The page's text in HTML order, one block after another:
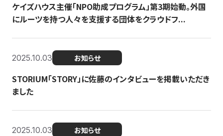
ケイズハウス主催「NPO助成プログラム」第3期始動。外国
にルーツを持つ人々を支援する団体をクラウドフ...
2025.10.03 お知らせ
STORIUM「STORY」に佐藤のインタビューを掲載いただき
ました
2025.10.03 お知らせ